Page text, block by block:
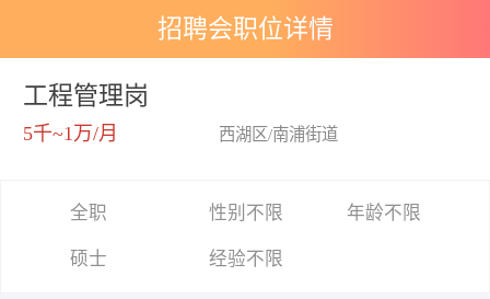
招聘会职位详情
工程管理岗
5千~1万/月 西湖区/南浦街道
全职 性别不限 年龄不限
硕士 经验不限